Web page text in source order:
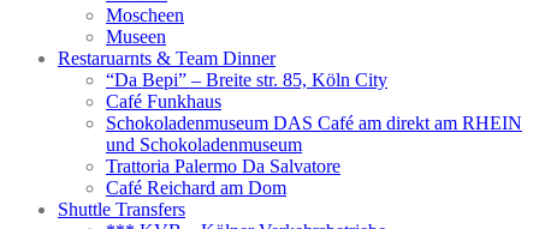
Moscheen
Museen
Restaruarnts & Team Dinner
“Da Bepi” – Breite str. 85, Köln City
Café Funkhaus
Schokoladenmuseum DAS Café am direkt am RHEIN
und Schokoladenmuseum
Trattoria Palermo Da Salvatore
Café Reichard am Dom
Shuttle Transfers